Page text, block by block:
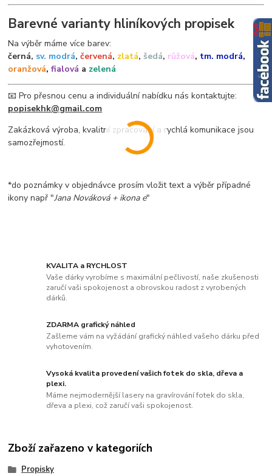
KVALITA a RYCHLOST
Vaše dárky vyrobíme s maximální pečlivostí, naše zkušenosti
zaručí vaši spokojenost a obrovskou radost z vyrobených
dárků.
ZDARMA grafický náhled
Zašleme vám na vyžádání grafický náhled vašeho dárku před
vyhotovením.
Vysoká kvalita provedení vašich fotek do skla, dřeva a
plexi.
Máme nejmodernější lasery na gravírování fotek do skla,
dřeva a plexi, což zaručí vaši spokojenost.
Barevné varianty hliníkových propisek
Na výběr máme více barev:
černá, sv. modrá,červená, zlatá, šedá, růžová, tm. modrá,
oranžová,fialová a zelená
📧 Pro přesnou cenu a individuální nabídku nás kontaktujte:
popisekhk@gmail.com
Zakázková výroba, kvalitní zpracování a rychlá komunikace jsou
samozřejmostí.
*do poznámky v objednávce prosím vložit text a výběr případné
ikony např "Jana Nováková + ikona e"
Zboží zařazeno v kategoriích
Propisky